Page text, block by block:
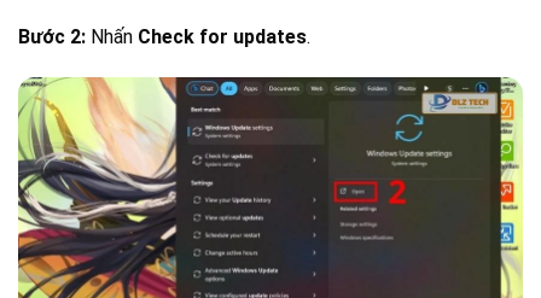
Bước 2: Nhấn Check for updates.